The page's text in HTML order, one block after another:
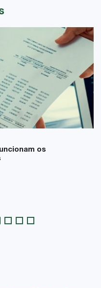
os